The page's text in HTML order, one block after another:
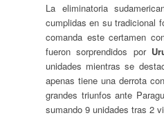
La eliminatoria
cumplidas en su tradicional
comanda este certamen
fueron sorprendidos por
unidades mientras se
apenas tiene una derrota
grandes triunfos ante
sumando 9 unidades tras 2